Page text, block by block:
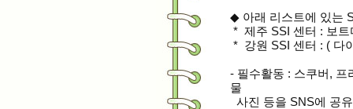
◆ 아래 리스트에 있는
* 제주 SSI 센터 : 보트
* 강원 SSI 센터 : ( 다
- 필수활동 : 스쿠버, 프
물
사진 등을 SNS에 공